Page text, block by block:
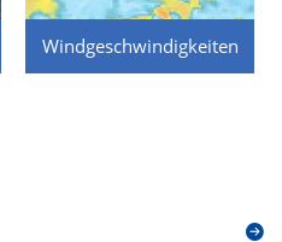
Windgeschwindigkeiten